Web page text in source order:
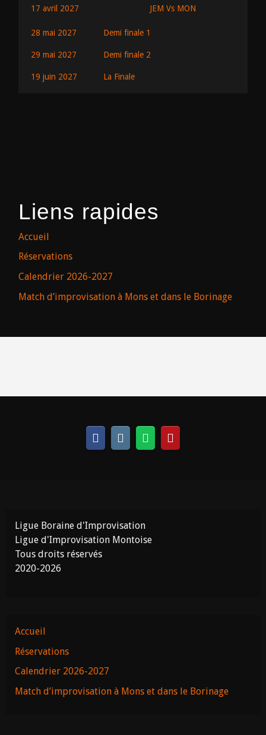
17 avril 2027 JEM Vs MON
28 mai 2027 Demi finale 1
29 mai 2027 Demi finale 2
19 juin 2027 La Finale
Liens rapides
Accueil
Réservations
Calendrier 2026-2027
Match d’improvisation à Mons et dans le Borinage
Ligue Boraine d'Improvisation
Ligue d'Improvisation Montoise
Tous droits réservés
2020-2026
Accueil
Réservations
Calendrier 2026-2027
Match d’improvisation à Mons et dans le Borinage